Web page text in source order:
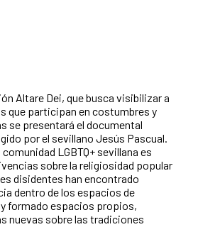
Altare Dei, que busca visibilizar a
que participan en costumbres y
se presentará el documental
por el sevillano Jesús Pascual.
LGBTQ+ sevillana es
sobre la religiosidad popular
disidentes han encontrado
dentro de los espacios de
formado espacios propios,
nuevas sobre las tradiciones